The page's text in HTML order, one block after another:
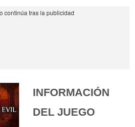
INFORMACIÓN
DEL JUEGO